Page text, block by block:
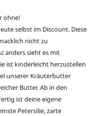
ohne!
selbst im Discount. Diese
nicht zu
anders sieht es mit
ist kinderleicht herzustellen
unserer Kräuterbutter
Butter. Ab in den
ist deine eigene
Petersilie, zarte